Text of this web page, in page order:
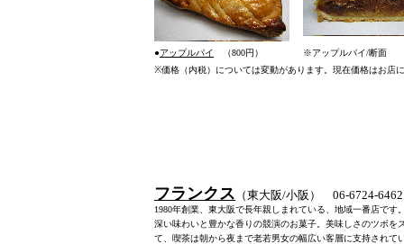
●アップルパイ （800円）
※アップルパイ/断面
※価格（内税）については変動があります。現在価格はお店
フランクス （東大阪/小阪） 06-6724-6462
1980年創業、東大阪で長年親しまれている、地域一番店です
深い味わいと豊かな香りの競演のお菓子。美味しさのツボ
て、喫茶は朝から夜まで老若男女の幅広い客層に支持され